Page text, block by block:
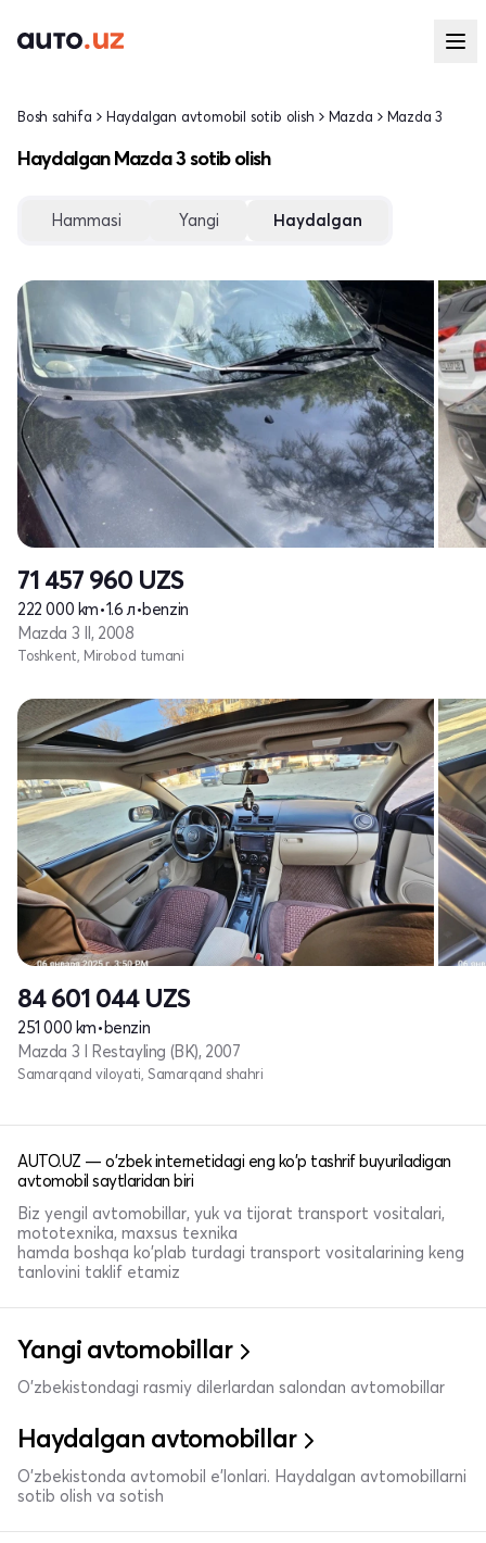
Bosh sahifa Haydalgan avtomobil sotib olish Mazda Mazda 3
Haydalgan Mazda 3 sotib olish
Hammasi Yangi Haydalgan
71 457 960 UZS
222 000 km•1.6 л•benzin
Mazda 3 II, 2008
Toshkent, Mirobod tumani
84 601 044 UZS
251 000 km•benzin
Mazda 3 I Restayling (BK), 2007
Samarqand viloyati, Samarqand shahri
AUTO.UZ — o'zbek internetidagi eng ko'p tashrif buyuriladigan
avtomobil saytlaridan biri
Biz yengil avtomobillar, yuk va tijorat transport vositalari,
mototexnika, maxsus texnika
hamda boshqa ko'plab turdagi transport vositalarining keng
tanlovini taklif etamiz
Yangi avtomobillar
O'zbekistondagi rasmiy dilerlardan salondan avtomobillar
Haydalgan avtomobillar
O'zbekistonda avtomobil e’lonlari. Haydalgan avtomobillarni
sotib olish va sotish